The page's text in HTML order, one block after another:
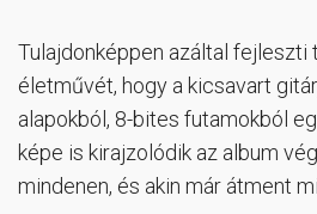
Tulajdonképpen azáltal fejleszti
életművét, hogy a kicsavart
alapokból, 8-bites futamokból
képe is kirajzolódik az album
mindenen, és akin már átment